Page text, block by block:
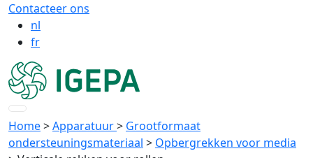
Contacteer ons
nl
fr
Home>Apparatuur> Grootformaat
ondersteuningsmateriaal > Opbergrekken voor media